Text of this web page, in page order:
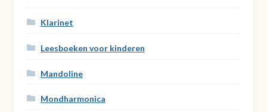
Klarinet
Leesboeken voor kinderen
Mandoline
Mondharmonica